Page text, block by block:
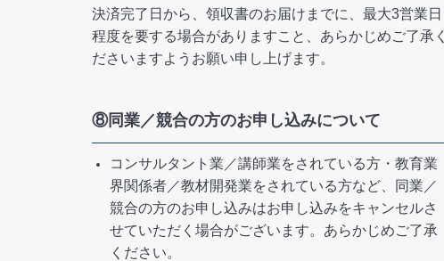
決済完了日から、領収書のお届けまでに、最大3営業日
程度を要する場合がありますこと、あらかじめご了承く
ださいますようお願い申し上げます。
⑧同業／競合の方のお申し込みについて
コンサルタント業／講師業をされている方・教育業
界関係者／教材開発業をされている方など、同業／
競合の方のお申し込みはお申し込みをキャンセルさ
せていただく場合がございます。あらかじめご了承
ください。